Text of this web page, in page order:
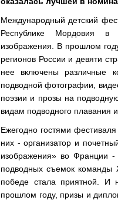
Международный детский
Республике Мордовия в
изображения. В прошлом
регионов России и девяти
нее включены различные
подводной фотографии,
поэзии и прозы на
видам подводного плавания и
Ежегодно гостями
них - организатор и
изображения» во Франции
подводных съемок команды
победе стала приятной.
прошлом году, призы и